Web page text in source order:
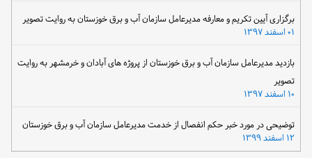
برگزاری آیین تکریم و معارفه مدیرعامل سازمان آب و برق خوزستان به روایت تصویر
بازدید مدیرعامل سازمان آب و برق خوزستان از پروژه های آبادان و خرمشهر به روایت
تصویر
توضیحی در مورد خبر حکم انفصال از خدمت مدیرعامل سازمان آب و برق خوزستان